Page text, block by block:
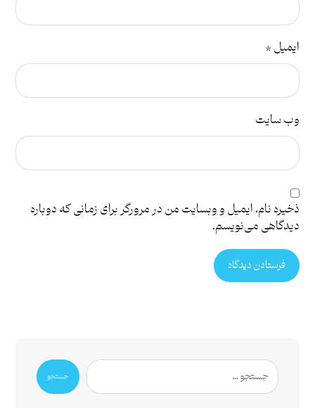
ایمیل*
وب‌ سایت
ذخیره نام، ایمیل و وبسایت من در مرورگر برای زمانی که دوباره
دیدگاهی می‌نویسم.
فرستادن دیدگاه
جستجو